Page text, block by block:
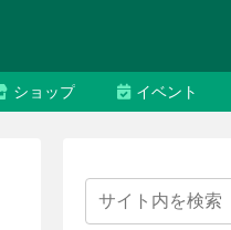
ショップ イベント